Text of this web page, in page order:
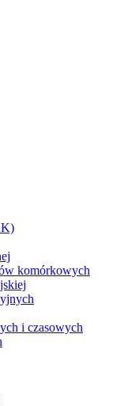
komórkowych
i czasowych